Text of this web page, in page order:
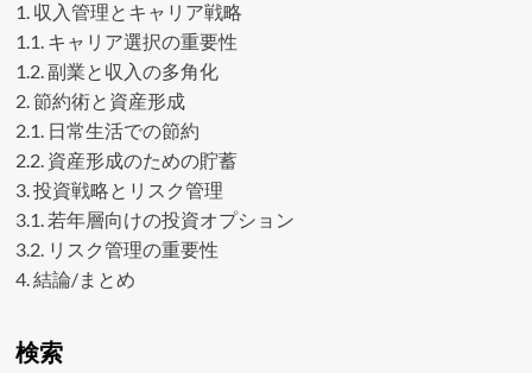
1.収入管理とキャリア戦略
1.1.キャリア選択の重要性
1.2.副業と収入の多角化
2.節約術と資産形成
2.1.日常生活での節約
2.2.資産形成のための貯蓄
3.投資戦略とリスク管理
3.1.若年層向けの投資オプション
3.2.リスク管理の重要性
4.結論/まとめ
検索